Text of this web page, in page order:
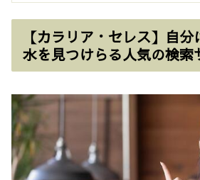
【カラリア・セレス】自
水を見つけらる人気の検索